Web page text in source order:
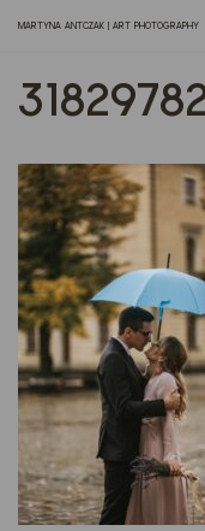
do
treści
MARTYNA ANTCZAK | ART PHOTOGRAPHY